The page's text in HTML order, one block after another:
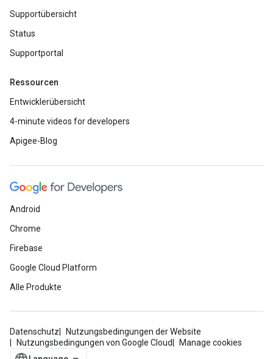
Supportübersicht
Status
Supportportal
Ressourcen
Entwicklerübersicht
4-minute videos for developers
Apigee-Blog
Android
Chrome
Firebase
Google Cloud Platform
Alle Produkte
Datenschutz
Nutzungsbedingungen der Website
Nutzungsbedingungen von Google Cloud
Manage cookies